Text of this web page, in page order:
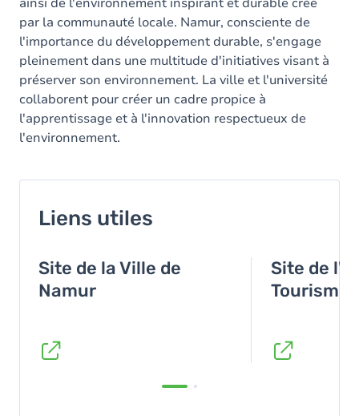
par la communauté locale. Namur, consciente de
l'importance du développement durable, s'engage
pleinement dans une multitude d'initiatives visant à
préserver son environnement. La ville et l'université
collaborent pour créer un cadre propice à
l'apprentissage et à l'innovation respectueux de
l'environnement.
Liens utiles
Site de la Ville de
Namur
Site de
Tourisme